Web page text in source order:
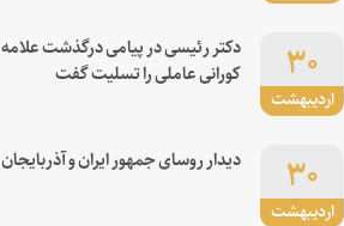
اردیبهشت
۳۰
دکتر رئیسی در پیامی درگذشت علامه
کورانی عاملی را تسلیت گفت
اردیبهشت
۳۰ دیدار روسای جمهور ایران و آذربایجان